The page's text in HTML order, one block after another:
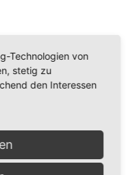
Technologien von
stetig zu
den Interessen